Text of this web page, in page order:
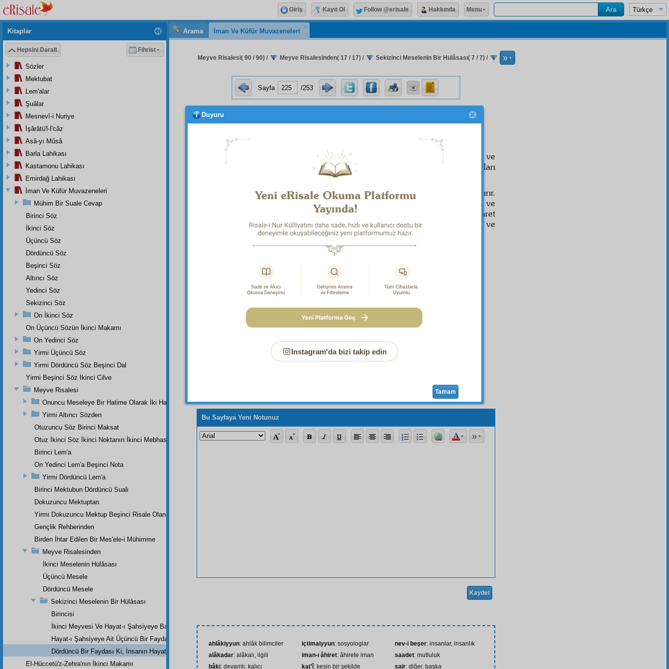
Arama İman Ve Küfür Muvazeneleri
Meyve Risalesi( 90 / 90) / Meyve Risalesinden( 17 / 17) / Sekizinci Meselenin Bir Hülâsası( 7 / 7) /
Sayfa /253
Gençlere der: "Cehennem var, sarhoşluğu bırak." Aklı başlarına getirir.
Zâlime der: "Şiddetli azap var, tokat yiyeceksin." Adalete başını eğdirir.
İhtiyarlara der: "Senin elinden çıkmış bütün
lerinden çok yüksek ve
daimî bir
ve taze,bâki bir gençlik seni bekliyorlar. Onları
kazanmaya çalış." Ağlamasını gülmeye çevirir.
Bunlara kıyasen,cüz'îveküllîherbirtaifedehüsn-ü tesirini gösterir, ışıklandırır.
in hayat-ı içtimaiye siyle alâkadar olan
ve
ların kulakları çınlasın! İşte,iman-ı âhiret
in binler faidelerinden, işaret
ettiğimiz beş altı nümunelerinesairleri kıyas edilse,kat'îanlaşılır ki, iki
ın ve
medar-ı saadeti yalnız imandır.
Sayfa /253
Bu Sayfaya Yeni Notunuz
Kaydet
ahlâkiyyun: ahlâk bilimciler
alâkadar: alâkalı, ilgili
bâki: devamlı, kalıcı
içtimaiyyun: sosyologlar
iman-ı âhiret: âhirete iman
kat’î: kesin bir şekilde
nev-i beşer: insanlar, insanlık
saadet: mutluluk
sair: diğer, başka
Kitaplar
Hepsini Daralt Fihrist
Sözler
Mektubat
Lem'alar
Şuâlar
Mesnevî-i Nuriye
İşârâtü'l-İ'câz
Asâ-yı Mûsâ
Barla Lahikası
Kastamonu Lahikası
Emirdağ Lahikası
İman Ve Küfür Muvazeneleri
Mühim Bir Suale Cevap
Birinci Söz
İkinci Söz
Üçüncü Söz
Dördüncü Söz
Beşinci Söz
Altıncı Söz
Yedinci Söz
Sekizinci Söz
On İkinci Söz
On Üçüncü Sözün İkinci Makamı
On Yedinci Söz
Yirmi Üçüncü Söz
Yirmi Dördüncü Söz Beşinci Dal
Yirmi Beşinci Söz İkinci Cilve
Meyve Risalesi
Onuncu Meseleye Bir Hatime Olarak İki Haşiye
Yirmi Altıncı Sözden
Otuzuncu Söz Birinci Maksat
Otuz İkinci Söz İkinci Noktanın İkinci Mebhası
Birinci Lem'a
On Yedinci Lem'a Beşinci Nota
Yirmi Dördüncü Lem'a
Birinci Mektubun Dördüncü Suali
Dokuzuncu Mektuptan
Yirmi Dokuzuncu Mektup Beşinci Risale Olan Beşinci Kısım
Gençlik Rehberinden
Birden İhtar Edilen Bir Mes'ele-i Mühimme
Meyve Risalesinden
İkinci Meselenin Hülâsası
Üçüncü Mesele
Dördüncü Mesele
Sekizinci Meselenin Bir Hülâsası
Birincisi
İkinci Meyvesi Ve Hayat-ı Şahsiyeye Bakan Bir Faydası
Hayat-ı Şahsiyeye Ait Üçüncü Bir Faydası
Dördüncü Bir Faydası Ki, İnsanın Hayat-ı İçtimaiyesine Bakıyor
El-Hüccetü'z-Zehra'nın İkinci Makamı
Giriş Kayıt Ol Follow @erisale Hakkında Menu
Duyuru
Instagram'da bizi takip edin
Tamam